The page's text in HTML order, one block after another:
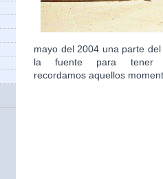
mayo del 2004 una parte
la fuente para tener
recordamos aquellos